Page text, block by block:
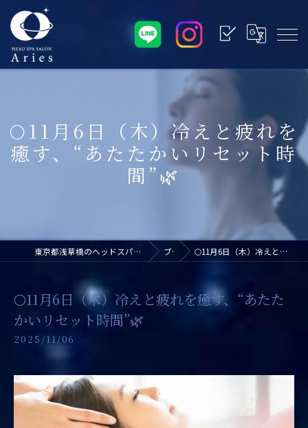
🌕11月6日（木）冷えと疲れを
癒す、“あたたかいリセット時
間”🌿
東京都浅草橋のヘッドスパなら浅草橋ドライヘッドスパ専門店アリエス ブログ 🌕11月6日（木）冷えと疲れを癒す、“あたたかいリセット時間”🌿
🌕11月6日（木）冷えと疲れを癒す、“あたた
かいリセット時間”🌿
2025/11/06